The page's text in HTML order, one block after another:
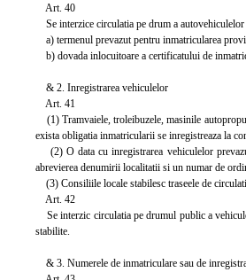
Art. 40
Se interzice circulatia pe drum a
a) termenul prevazut pentru inmatricularea
b) dovada inlocuitoare a certificatului de
& 2. Inregistrarea vehiculelor
Art. 41
(1) Tramvaiele, troleibuzele, masinile
exista obligatia inmatricularii se inregistreaza la
(2) O data cu inregistrarea vehiculelor
abrevierea denumirii localitatii si un numar de
(3) Consiliile locale stabilesc traseele de
Art. 42
Se interzic circulatia pe drumul public a
stabilite.
& 3. Numerele de inmatriculare sau de